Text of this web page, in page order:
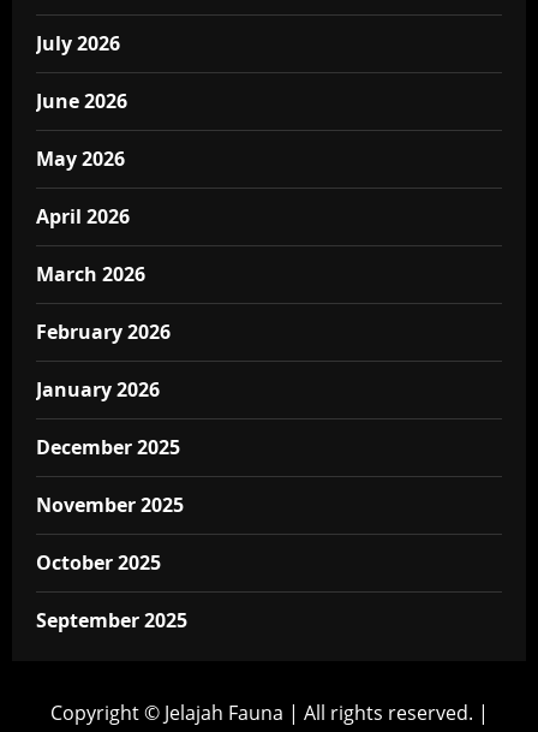
July 2026
June 2026
May 2026
April 2026
March 2026
February 2026
January 2026
December 2025
November 2025
October 2025
September 2025
Copyright © Jelajah Fauna | All rights reserved. |